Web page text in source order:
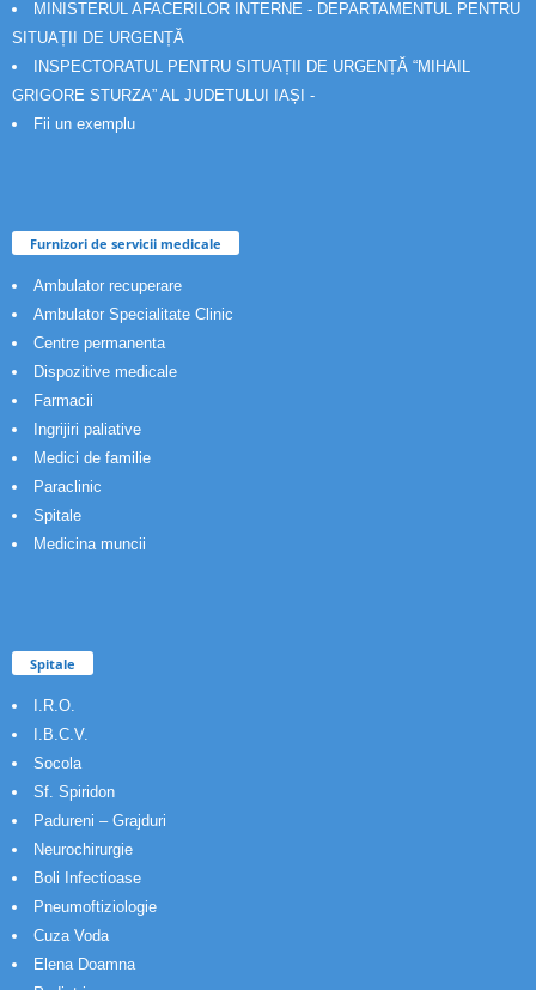
MINISTERUL AFACERILOR INTERNE - DEPARTAMENTUL PENTRU
SITUAȚII DE URGENȚĂ
INSPECTORATUL PENTRU SITUAȚII DE URGENȚĂ “MIHAIL
GRIGORE STURZA” AL JUDETULUI IAȘI -
Fii un exemplu
Furnizori de servicii medicale
Ambulator recuperare
Ambulator Specialitate Clinic
Centre permanenta
Dispozitive medicale
Farmacii
Ingrijiri paliative
Medici de familie
Paraclinic
Spitale
Medicina muncii
Spitale
I.R.O.
I.B.C.V.
Socola
Sf. Spiridon
Padureni – Grajduri
Neurochirurgie
Boli Infectioase
Pneumoftiziologie
Cuza Voda
Elena Doamna